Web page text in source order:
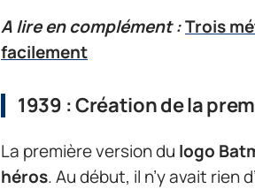
A lire en complément :Trois
facilement
1939 : Création de la
La première version du logo
héros. Au début, il n’y avait rien